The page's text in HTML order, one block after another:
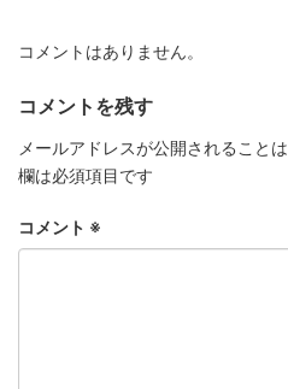
コメントはありません。
コメントを残す
メールアドレスが公開されることは
欄は必須項目です
コメント ※